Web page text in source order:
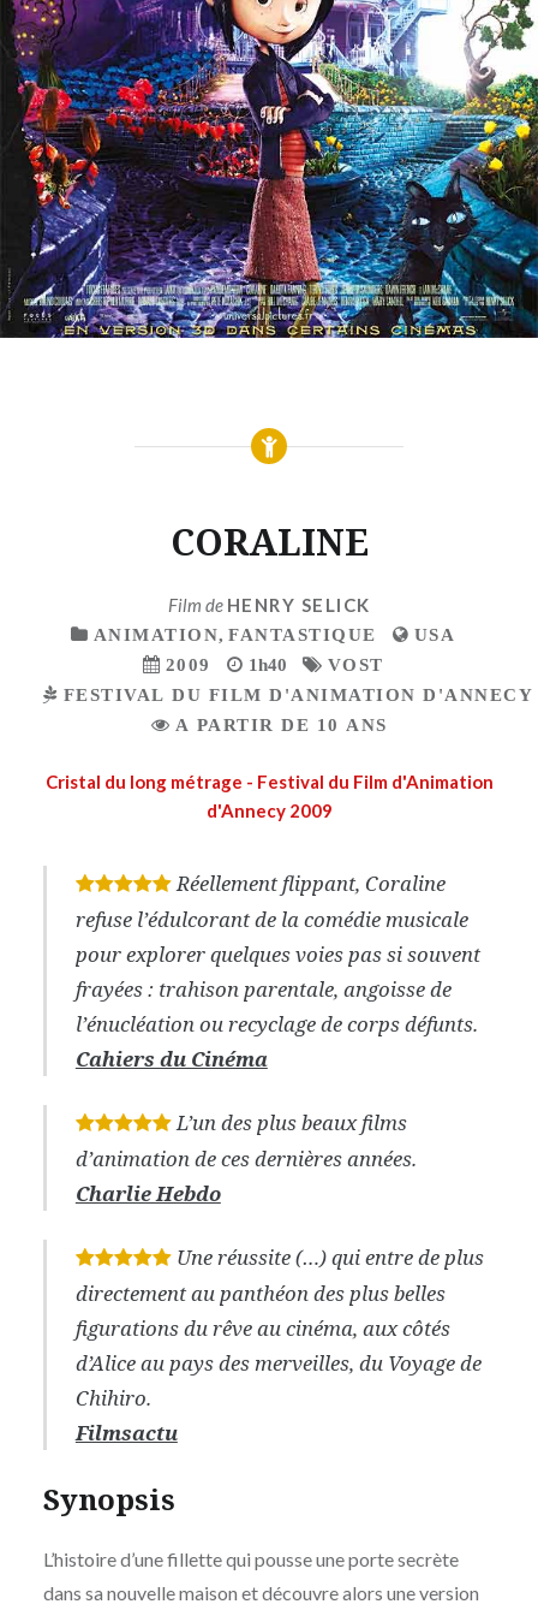
CORALINE
Film de HENRY SELICK
ANIMATION,FANTASTIQUE
USA
2009
1h40
VOST
FESTIVAL DU FILM D'ANIMATION D'ANNECY
A PARTIR DE 10 ANS
Cristal du long métrage - Festival du Film d'Animation
d'Annecy 2009
* * * * *
Réellement flippant, Coraline
refuse l’édulcorant de la comédie musicale
pour explorer quelques voies pas si souvent
frayées : trahison parentale, angoisse de
l’énucléation ou recyclage de corps défunts.
Cahiers du Cinéma
* * * * *
L’un des plus beaux films
d’animation de ces dernières années.
Charlie Hebdo
* * * * *
Une réussite (…) qui entre de plus
directement au panthéon des plus belles
figurations du rêve au cinéma, aux côtés
d’Alice au pays des merveilles, du Voyage de
Chihiro.
Filmsactu
Synopsis
L’histoire d’une fillette qui pousse une porte secrète
dans sa nouvelle maison et découvre alors une version